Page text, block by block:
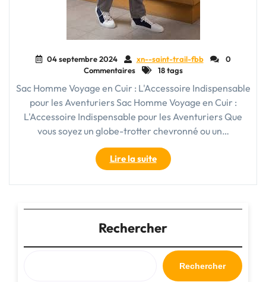
04 septembre 2024 xn--saint-trail-fbb
0
Commentaires
18 tags
Sac Homme Voyage en Cuir : L'Accessoire Indispensable
pour les Aventuriers Sac Homme Voyage en Cuir :
L'Accessoire Indispensable pour les Aventuriers Que
vous soyez un globe-trotter chevronné ou un…
Lire la suite"Sac
Homme
Voyage
Cuir
:
L’Accessoire
Indispensable
pour
l’Aventurier
Rechercher
Rechercher